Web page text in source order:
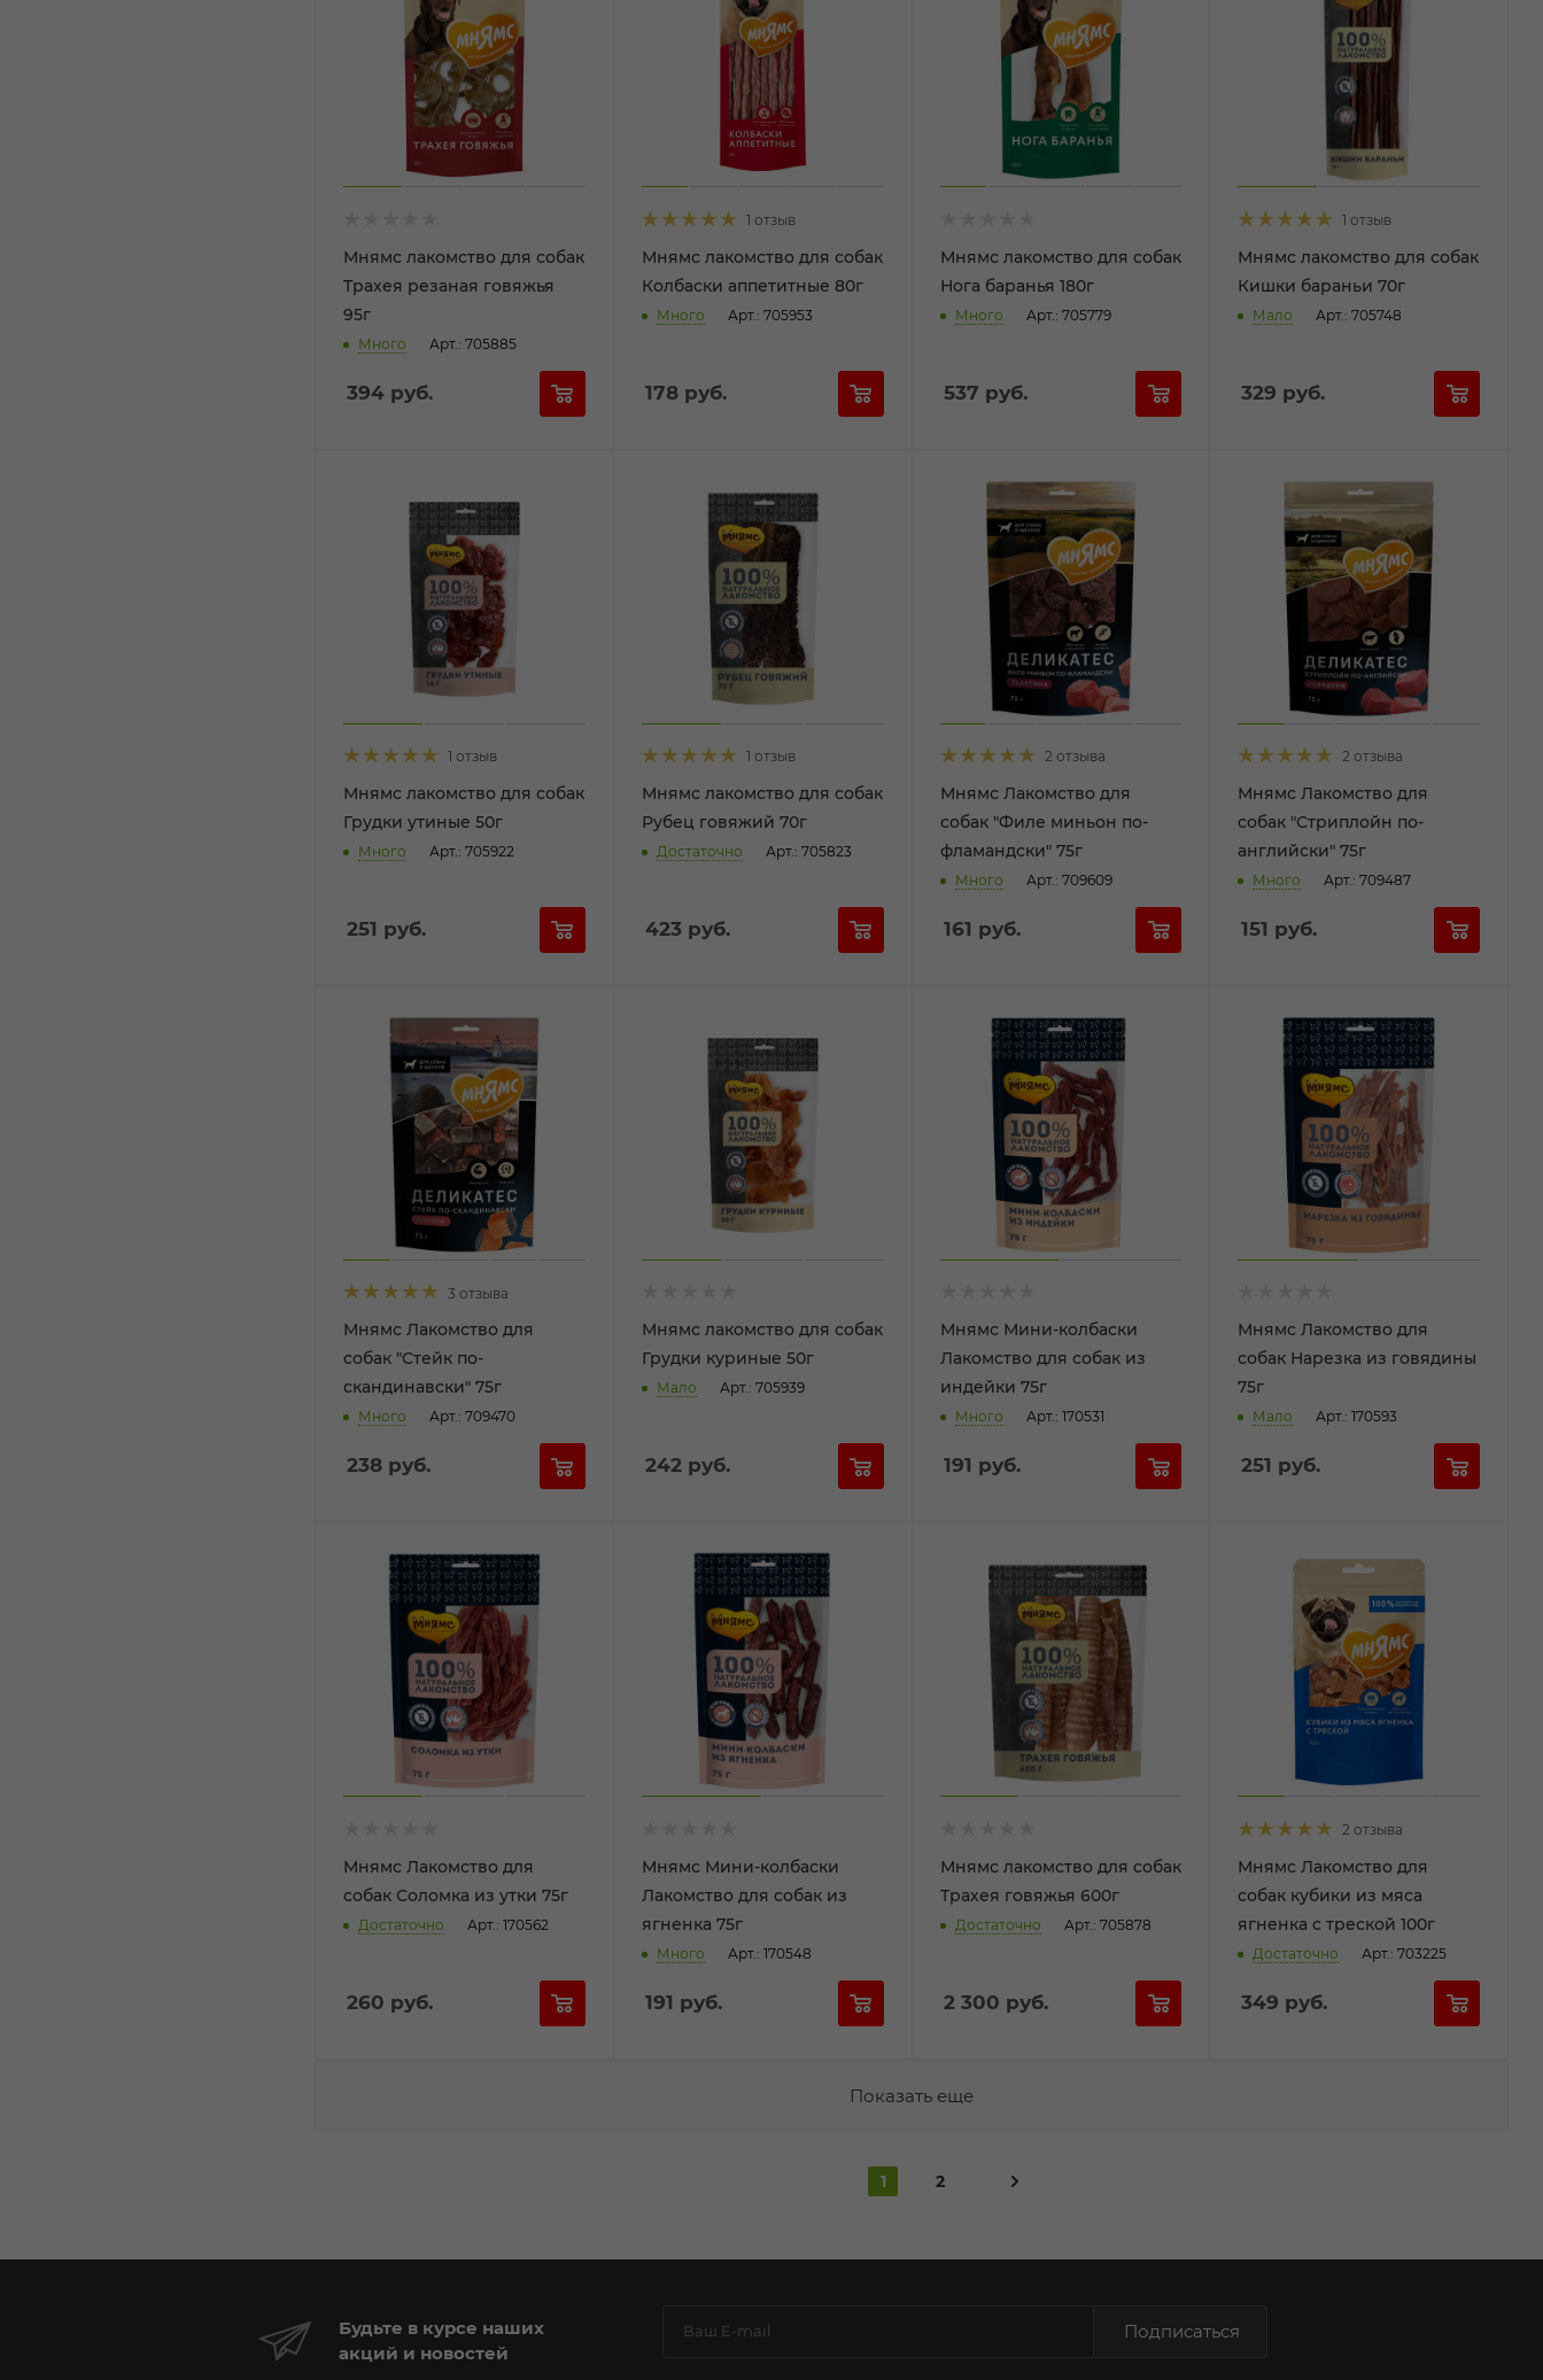
Мнямс лакомство для собак
Трахея резаная говяжья
95г
Много Арт.: 705885
394 руб.
1 отзыв
Мнямс лакомство для собак
Колбаски аппетитные 80г
Много Арт.: 705953
178руб.
Мнямс лакомство для собак
Нога баранья 180г
Много Арт.: 705779
537 руб.
1 отзыв
Мнямс лакомство для собак
Кишки бараньи 70г
Мало Арт.: 705748
329 руб.
1 отзыв
Мнямс лакомство для собак
Грудки утиные 50г
Много Арт.: 705922
251 руб.
1 отзыв
Мнямс лакомство для собак
Рубец говяжий 70г
Достаточно Арт.: 705823
423руб.
2 отзыва
Мнямс Лакомство для
собак "Филе миньон по-
фламандски" 75г
Много Арт.: 709609
161 руб.
2 отзыва
Мнямс Лакомство для
собак "Стриплойн по-
английски" 75г
Много Арт.: 709487
151 руб.
3 отзыва
Мнямс Лакомство для
собак "Стейк по-
скандинавски" 75г
Много Арт.: 709470
238 руб.
Мнямс лакомство для собак
Грудки куриные 50г
Мало Арт.: 705939
242руб.
Мнямс Мини-колбаски
Лакомство для собак из
индейки 75г
Много Арт.: 170531
191 руб.
Мнямс Лакомство для
собак Нарезка из говядины
75г
Мало Арт.: 170593
251 руб.
Мнямс Лакомство для
собак Соломка из утки 75г
Достаточно Арт.: 170562
260 руб.
Мнямс Мини-колбаски
Лакомство для собак из
ягненка 75г
Много Арт.: 170548
191 руб.
Мнямс лакомство для собак
Трахея говяжья 600г
Достаточно Арт.: 705878
2 300 руб.
2 отзыва
Мнямс Лакомство для
собак кубики из мяса
ягненка с треской 100г
Достаточно Арт.: 703225
349 руб.
Показать еще
1 2
Будьте в курсе наших
акций и новостей
Подписаться